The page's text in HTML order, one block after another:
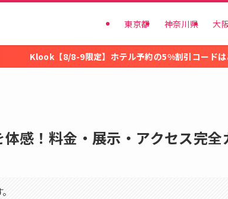
東京都 神奈川県 大
Klook【8/8-9限定】ホテル予約の5%割引コードは
感！料金・展示・アクセス完全